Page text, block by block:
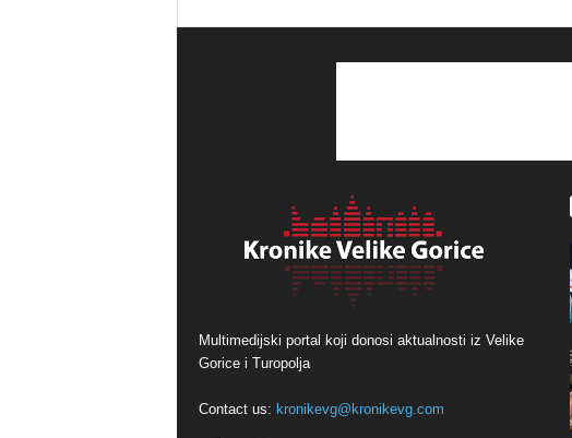
Multimedijski portal koji donosi aktualnosti iz Velike
Gorice i Turopolja
Contact us: kronikevg@kronikevg.com